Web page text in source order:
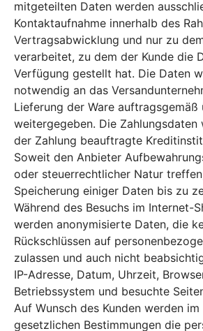
mitgeteilten Daten werden
Kontaktaufnahme innerhalb des
Vertragsabwicklung und nur zu
verarbeitet, zu dem der Kunde die
Verfügung gestellt hat. Die Daten
notwendig an das
Lieferung der Ware auftragsgemäß
weitergegeben. Die Zahlungsdaten
der Zahlung beauftragte
Soweit den Anbieter
oder steuerrechtlicher Natur
Speicherung einiger Daten bis zu
Während des Besuchs im Internet-
werden anonymisierte Daten, die
Rückschlüssen auf
zulassen und auch nicht
IP-Adresse, Datum, Uhrzeit,
Betriebssystem und besuchte
Auf Wunsch des Kunden werden im
gesetzlichen Bestimmungen die